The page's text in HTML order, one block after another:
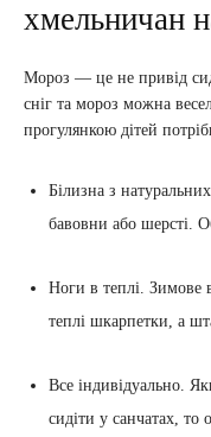
хмельничан
Мороз — це не привід
сніг та мороз можна
прогулянкою дітей
Білизна з
бавовни або шерсті.
Ноги в теплі. Зимове
теплі шкарпетки, а
Все індивідуально.
сидіти у санчатах,